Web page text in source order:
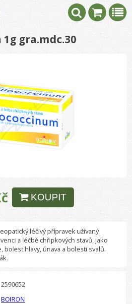
gra.mdc.30
KOUPIT
léčivý přípravek užívaný
a léčbě chřipkových stavů, jako
bolest hlavy, únava a bolesti svalů.
2590652
BOIRON